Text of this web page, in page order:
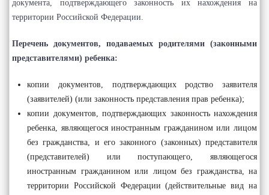
документа, подтверждающего законность их нахождения на
территории Российской Федерации.
Перечень документов, подаваемых родителями (законными
представителями) ребенка:
копии документов, подтверждающих родство заявителя
(заявителей) (или законность представления прав ребенка);
копии документов, подтверждающих законность нахождения
ребенка, являющегося иностранным гражданином или лицом
без гражданства, и его законного (законных) представителя
(представителей) или поступающего, являющегося
иностранным гражданином или лицом без гражданства, на
территории Российской Федерации (действительные вид на